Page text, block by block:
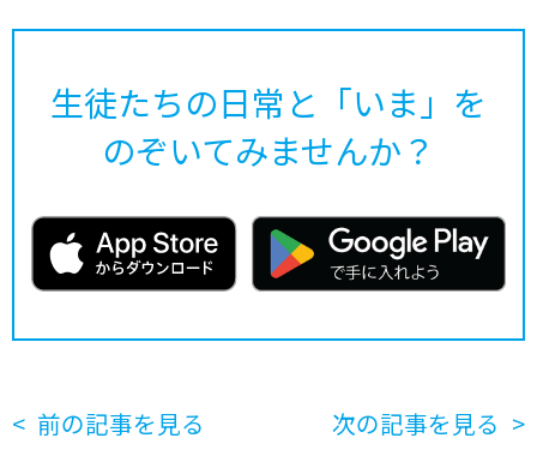
生徒たちの日常と「いま」を
のぞいてみませんか？
前の記事を見る 次の記事を見る